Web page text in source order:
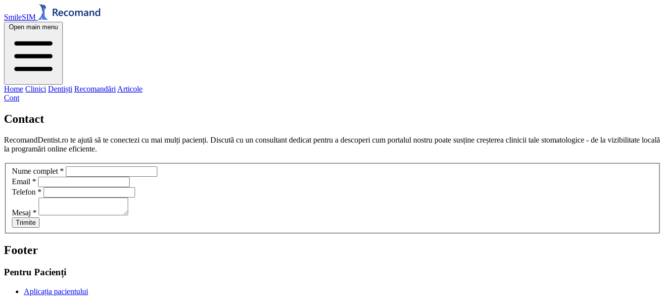
SmileSIM
Open main menu
Home Clinici Dentiști Recomandări Articole
Cont
Contact
RecomandDentist.ro te ajută să te conectezi cu mai mulți pacienți. Discută cu un consultant dedicat pentru a descoperi cum portalul nostru poate susține creșterea clinicii tale stomatologice - de la vizibilitate locală
la programări online eficiente.
Nume complet *
Email *
Telefon *
Mesaj *
Trimite
Footer
Pentru Pacienți
Aplicația pacientului